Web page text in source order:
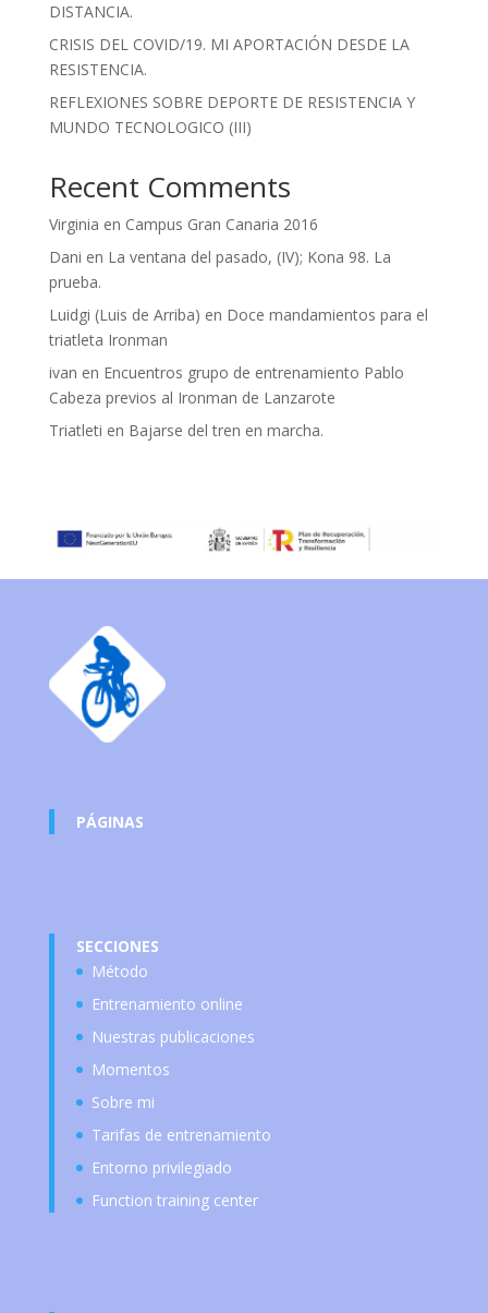
DISTANCIA.
CRISIS DEL COVID/19. MI APORTACIÓN DESDE LA
RESISTENCIA.
REFLEXIONES SOBRE DEPORTE DE RESISTENCIA Y
MUNDO TECNOLOGICO (III)
Recent Comments
Virginia en Campus Gran Canaria 2016
Dani en La ventana del pasado, (IV); Kona 98. La
prueba.
Luidgi (Luis de Arriba) en Doce mandamientos para el
triatleta Ironman
ivan en Encuentros grupo de entrenamiento Pablo
Cabeza previos al Ironman de Lanzarote
Triatleti en Bajarse del tren en marcha.
PÁGINAS
SECCIONES
Método
Entrenamiento online
Nuestras publicaciones
Momentos
Sobre mi
Tarifas de entrenamiento
Entorno privilegiado
Function training center